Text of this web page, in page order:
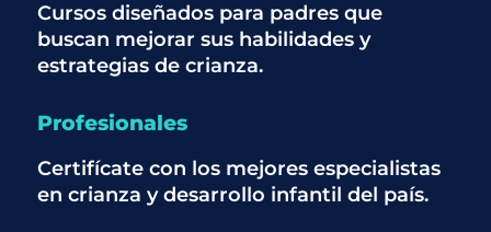
Cursos diseñados para padres que
buscan mejorar sus habilidades y
estrategias de crianza.
Profesionales
Certifícate con los mejores especialistas
en crianza y desarrollo infantil del país.